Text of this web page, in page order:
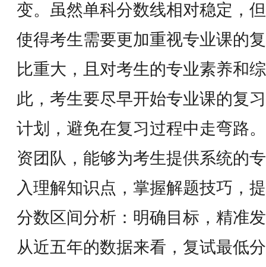
变。虽然单科分数线相对稳定，
使得考生需要更加重视专业课的
比重大，且对考生的专业素养和
此，考生要尽早开始专业课的复
计划，避免在复习过程中走弯路
资团队，能够为考生提供系统的
入理解知识点，掌握解题技巧，
分数区间分析：明确目标，精准
从近五年的数据来看，复试最低